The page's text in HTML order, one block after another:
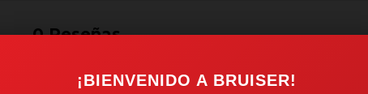
¡BIENVENIDO A BRUISER!
0Reseñas